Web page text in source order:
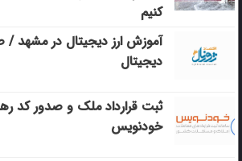
کنیم
آموزش ارز دیجیتال در مشهد /
دیجیتال
ثبت قرارداد ملک و صدور کد
خودنویس